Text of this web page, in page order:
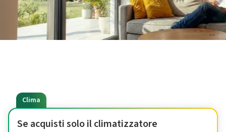
Clima
Se acquisti solo il climatizzatore